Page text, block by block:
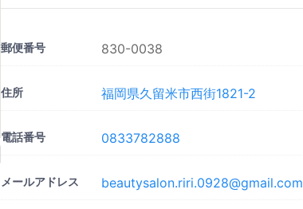
郵便番号 830-0038
住所 福岡県久留米市西街1821-2
電話番号 0833782888
メールアドレス beautysalon.riri.0928@gmail.com